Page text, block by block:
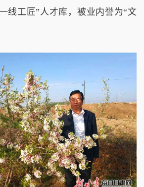
线工匠”人才库，被业内誉为“文